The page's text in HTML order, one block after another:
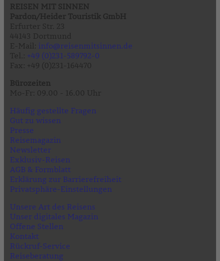
info@reisenmitsinnen.de
+49 (0)231-589792-0
Häufig gestellte Fragen
Gut zu wissen
Presse
Reisemagazin
Newsletter
Exklusiv-Reisen
AGB & Formblatt
Erklärung zur Barrierefreiheit
Privatsphäre-Einstellungen
Unsere Art des Reisens
Unser digitales Magazin
Offene Stellen
Kontakt
Rückruf-Service
Reiseberatung